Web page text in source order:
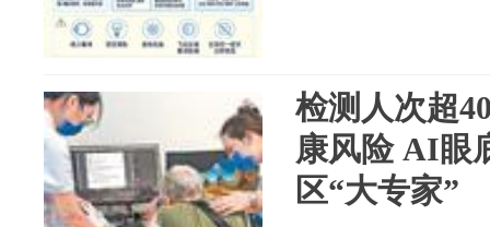
检测人次超
康风险 AI眼
区“大专家”